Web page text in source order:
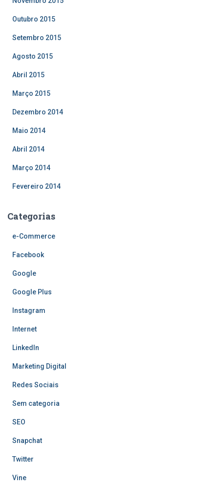
Outubro 2015
Setembro 2015
Agosto 2015
Abril 2015
Março 2015
Dezembro 2014
Maio 2014
Abril 2014
Março 2014
Fevereiro 2014
Categorias
e-Commerce
Facebook
Google
Google Plus
Instagram
Internet
LinkedIn
Marketing Digital
Redes Sociais
Sem categoria
SEO
Snapchat
Twitter
Vine